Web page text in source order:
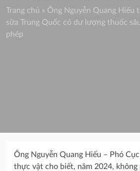
Trang chủ » Ông Nguyễn Quang Hiếu
sữa Trung Quốc có dư lượng thuốc
phép
Ông Nguyễn Quang Hiếu – Phó
thực vật cho biết, năm 2024, không